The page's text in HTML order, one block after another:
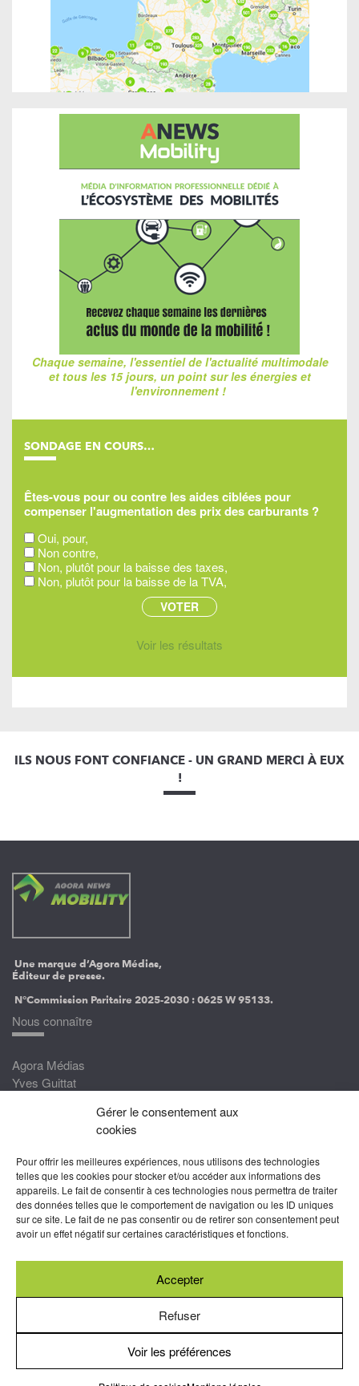
Gérer le consentement aux
cookies
Pour offrir les meilleures expériences, nous utilisons des technologies
telles que les cookies pour stocker et/ou accéder aux informations des
appareils. Le fait de consentir à ces technologies nous permettra de traiter
des données telles que le comportement de navigation ou les ID uniques
sur ce site. Le fait de ne pas consentir ou de retirer son consentement peut
avoir un effet négatif sur certaines caractéristiques et fonctions.
Accepter
Refuser
Voir les préférences
Chaque semaine, l'essentiel de l'actualité multimodale
et tous les 15 jours, un point sur les énergies et
l'environnement !
SONDAGE EN COURS…
Êtes-vous pour ou contre les aides ciblées pour
compenser l'augmentation des prix des carburants ?
Oui, pour,
Non contre,
Non, plutôt pour la baisse des taxes,
Non, plutôt pour la baisse de la TVA,
Voir les résultats
ILS NOUS FONT CONFIANCE - UN GRAND MERCI À EUX
!
Une marque d’Agora Médias,
Éditeur de presse.
N°Commission Paritaire 2025-2030 :0625 W 95133.
Nous connaître
Agora Médias
Yves Guittat
Devenez correspondant
Rejoignez nos experts
Devenez Partenaire
Nous suivre
Abonnez-vous à nos newsletters
Conditions générales d’utilisation
de cookies